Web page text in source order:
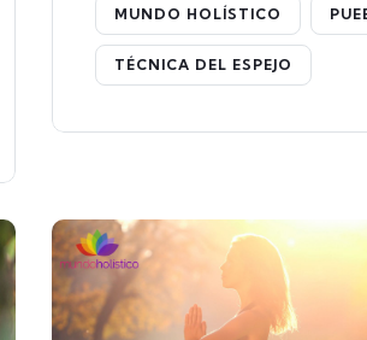
MUNDO HOLÍSTICO
TÉCNICA DEL ESPEJO